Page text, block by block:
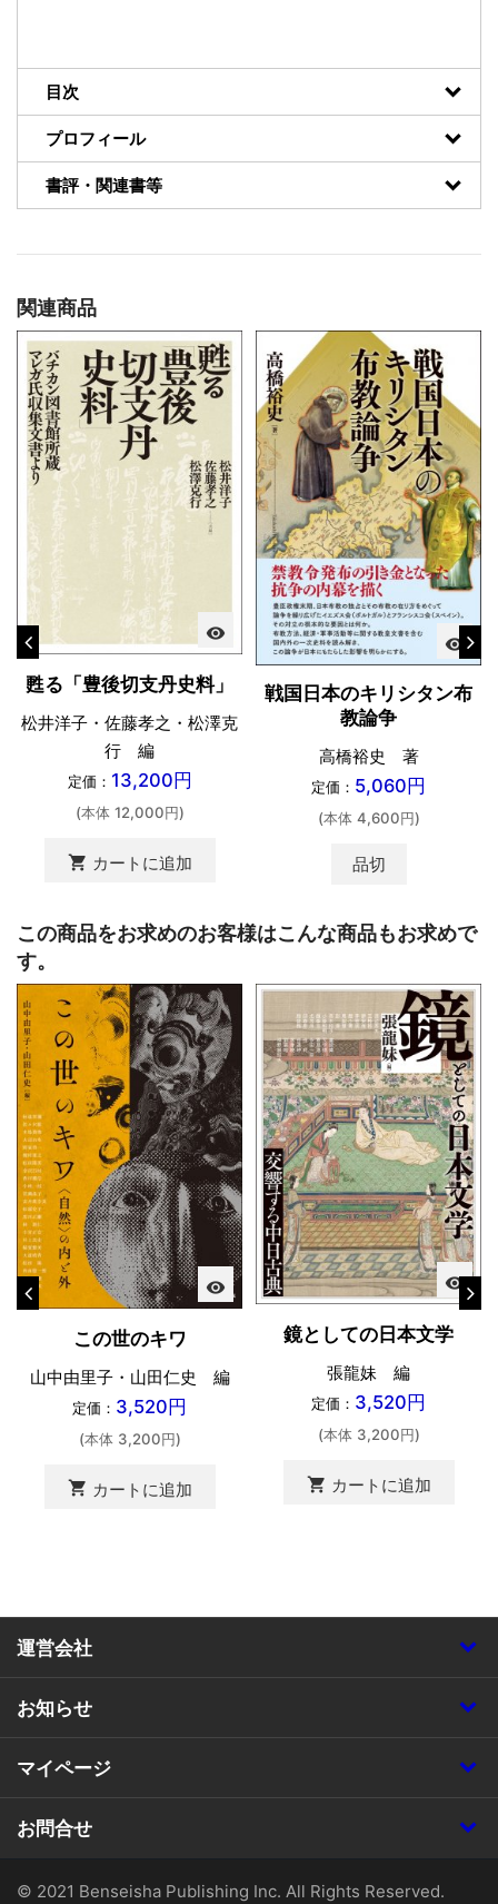
目次
プロフィール
書評・関連書等
関連商品
visibility
甦る「豊後切支丹史料」
松井洋子・佐藤孝之・松澤克
行 編
定価： 13,200円
(本体 12,000円)
shopping_cart カートに追加
visibility
戦国日本のキリシタン布
教論争
高橋裕史 著
定価： 5,060円
(本体 4,600円)
品切
この商品をお求めのお客様はこんな商品もお求めで
す。
visibility
この世のキワ
山中由里子・山田仁史 編
定価： 3,520円
(本体 3,200円)
shopping_cart カートに追加
visibility
鏡としての日本文学
張龍妹 編
定価： 3,520円
(本体 3,200円)
shopping_cart カートに追加
運営会社
お知らせ
マイページ
お問合せ
© 2021 Benseisha Publishing Inc. All Rights Reserved.